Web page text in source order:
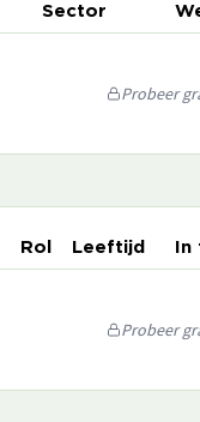
Sector
Probeer
Rol Leeftijd
Probeer